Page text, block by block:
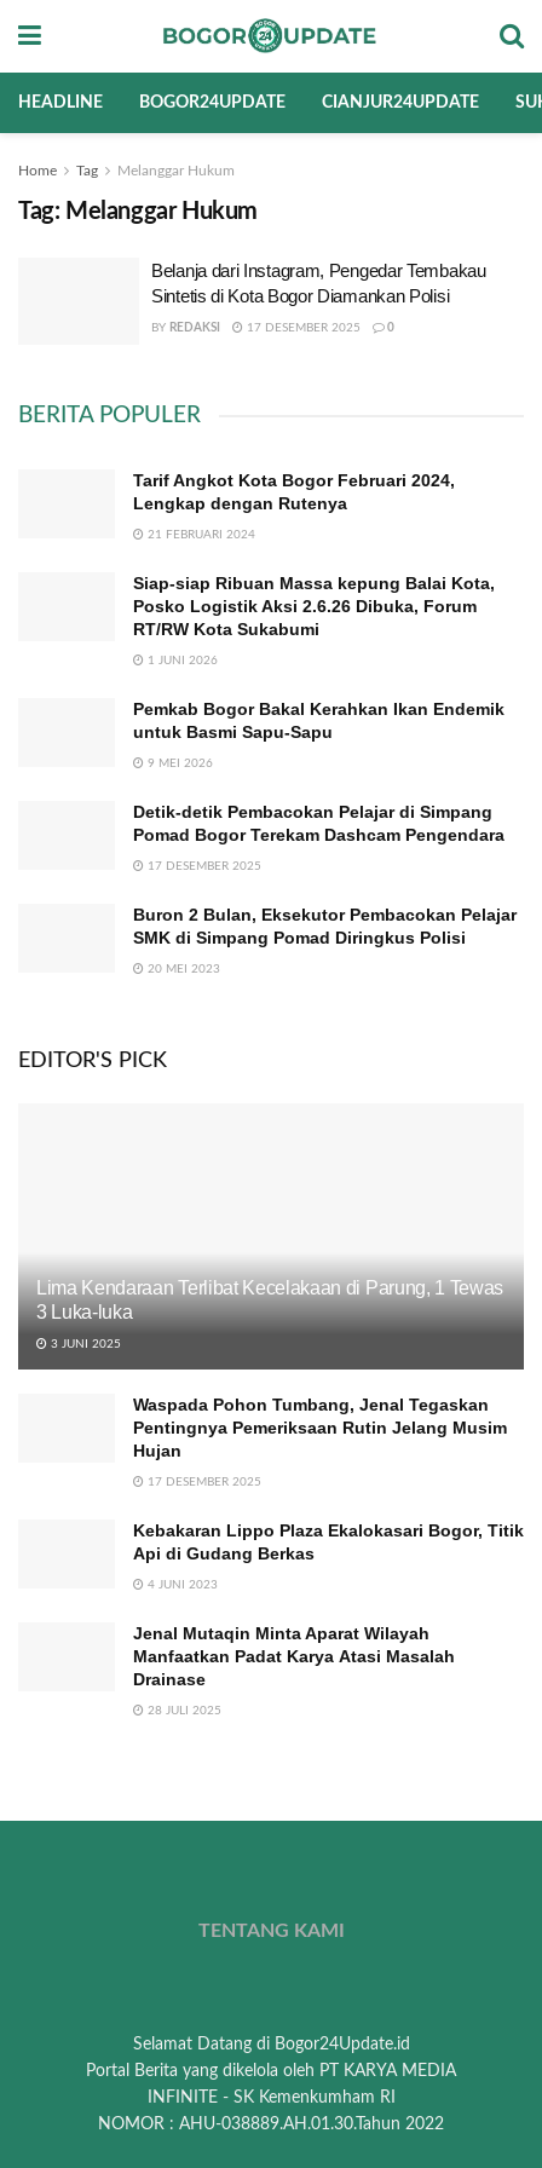
HEADLINE BOGOR24UPDATE CIANJUR24UPDATE
Home Tag Melanggar Hukum
Tag: Melanggar Hukum
Belanja dari Instagram, Pengedar Tembakau
Sintetis di Kota Bogor Diamankan Polisi
BY REDAKSI 17 DESEMBER 2025 0
BERITA POPULER
Tarif Angkot Kota Bogor Februari 2024,
Lengkap dengan Rutenya
21 FEBRUARI 2024
Siap-siap Ribuan Massa kepung Balai Kota,
Posko Logistik Aksi 2.6.26 Dibuka, Forum
RT/RW Kota Sukabumi
1 JUNI 2026
Pemkab Bogor Bakal Kerahkan Ikan Endemik
untuk Basmi Sapu-Sapu
9 MEI 2026
Detik-detik Pembacokan Pelajar di Simpang
Pomad Bogor Terekam Dashcam Pengendara
17 DESEMBER 2025
Buron 2 Bulan, Eksekutor Pembacokan Pelajar
SMK di Simpang Pomad Diringkus Polisi
20 MEI 2023
EDITOR'S PICK
Lima Kendaraan Terlibat Kecelakaan di Parung, 1 Tewas
3 Luka-luka
3 JUNI 2025
Waspada Pohon Tumbang, Jenal Tegaskan
Pentingnya Pemeriksaan Rutin Jelang Musim
Hujan
17 DESEMBER 2025
Kebakaran Lippo Plaza Ekalokasari Bogor, Titik
Api di Gudang Berkas
4 JUNI 2023
Jenal Mutaqin Minta Aparat Wilayah
Manfaatkan Padat Karya Atasi Masalah
Drainase
28 JULI 2025
TENTANG KAMI
Selamat Datang di Bogor24Update.id
Portal Berita yang dikelola oleh PT KARYA MEDIA
INFINITE - SK Kemenkumham RI
NOMOR : AHU-038889.AH.01.30.Tahun 2022